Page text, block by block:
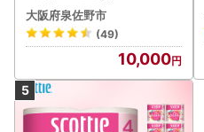
大阪府泉佐野市
(49)
10,000